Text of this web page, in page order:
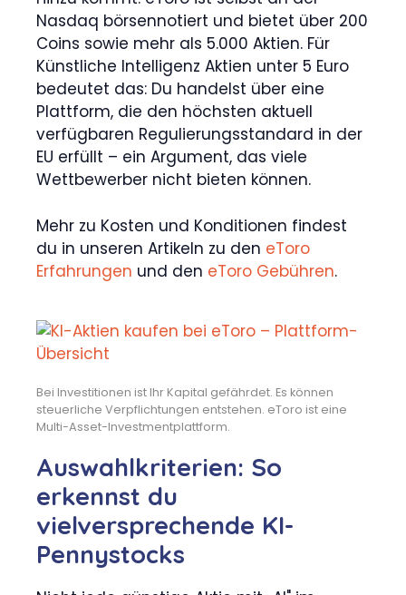
Nasdaq börsennotiert und bietet über 200
Coins sowie mehr als 5.000 Aktien. Für
Künstliche Intelligenz Aktien unter 5 Euro
bedeutet das: Du handelst über eine
Plattform, die den höchsten aktuell
verfügbaren Regulierungsstandard in der
EU erfüllt – ein Argument, das viele
Wettbewerber nicht bieten können.
Mehr zu Kosten und Konditionen findest
du in unseren Artikeln zu den eToro
Erfahrungen und den eToro Gebühren.
Bei Investitionen ist Ihr Kapital gefährdet. Es können
steuerliche Verpflichtungen entstehen. eToro ist eine
Multi-Asset-Investmentplattform.
Auswahlkriterien: So
erkennst du
vielversprechende KI-
Pennystocks